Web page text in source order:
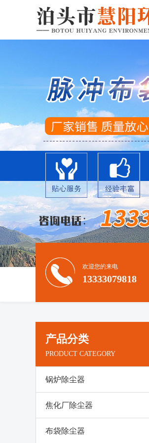
欢迎您的来电
13333079818
产品分类
PRODUCT CATEGORY
锅炉除尘器
焦化厂除尘器
布袋除尘器